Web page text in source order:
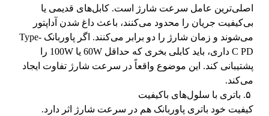
اصلی‌ترین عامل سرعت شارژ است. کابل‌های قدیمی یا
بی‌کیفیت جریان را محدود می‌کنند، باعث داغ شدن آداپتور
می‌شوند و زمان شارژ را دو برابر می‌کنند. اگر پاوربانک Type-
C PD داری، باید کابلی بخری که حداقل 60W یا 100W را
پشتیبانی کند. این موضوع واقعاً در سرعت شارژ تفاوت ایجاد
می‌کند.
کیفیت خود باتری پاوربانک هم در سرعت شارژ اثر دارد.